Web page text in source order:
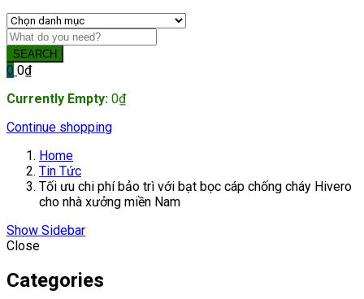
SEARCH
0 0₫
Currently Empty: 0₫
Continue shopping
Home
Tin Tức
Tối ưu chi phí bảo trì với bạt bọc cáp chống cháy Hivero
cho nhà xưởng miền Nam
Show Sidebar
Close
Categories